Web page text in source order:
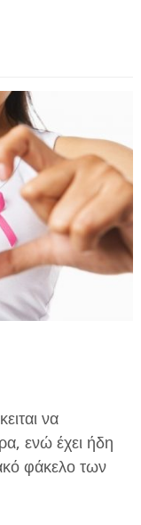
να
ενώ έχει ήδη
φάκελο των